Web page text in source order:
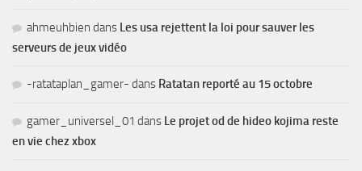
ahmeuhbien dans Les usa rejettent la loi pour sauver les
serveurs de jeux vidéo
-ratataplan_gamer- dans Ratatan reporté au 15 octobre
gamer_universel_01 dans Le projet od de hideo kojima reste
en vie chez xbox